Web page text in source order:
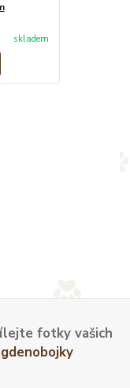
skladem
fotky vašich